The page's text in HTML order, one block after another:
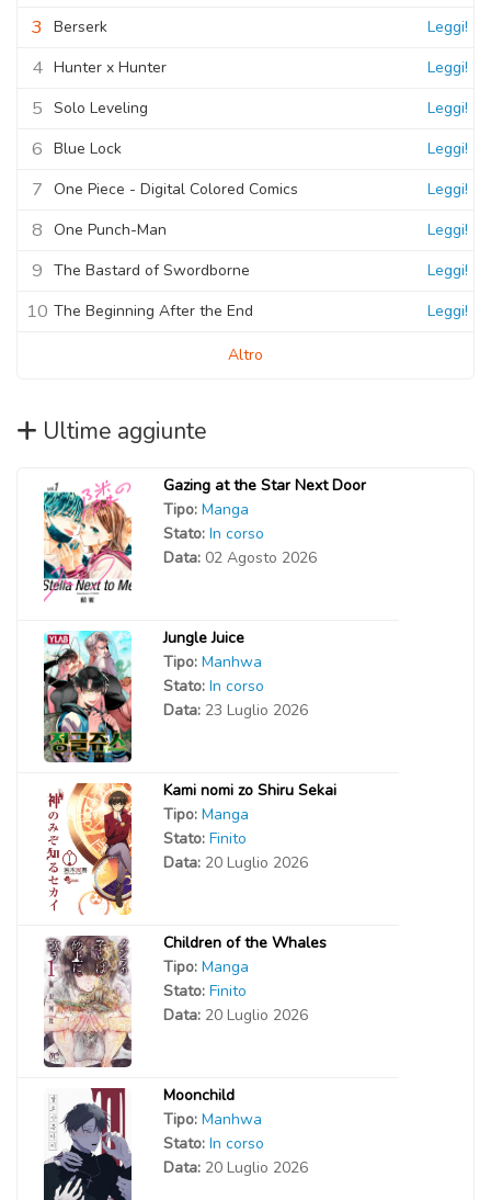
3 Berserk Leggi!
4 Hunter x Hunter Leggi!
5 Solo Leveling Leggi!
6 Blue Lock Leggi!
7 One Piece - Digital Colored Comics Leggi!
8 One Punch-Man Leggi!
9 The Bastard of Swordborne Leggi!
10 The Beginning After the End Leggi!
Altro
Ultime aggiunte
Gazing at the Star Next Door
Tipo: Manga
Stato: In corso
Data: 02 Agosto 2026
Jungle Juice
Tipo: Manhwa
Stato: In corso
Data: 23 Luglio 2026
Kami nomi zo Shiru Sekai
Tipo: Manga
Stato: Finito
Data: 20 Luglio 2026
Children of the Whales
Tipo: Manga
Stato: Finito
Data: 20 Luglio 2026
Moonchild
Tipo: Manhwa
Stato: In corso
Data: 20 Luglio 2026